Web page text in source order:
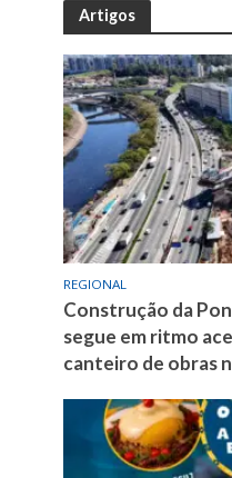
Artigos
REGIONAL
Construção da
segue em ritmo
canteiro de obras